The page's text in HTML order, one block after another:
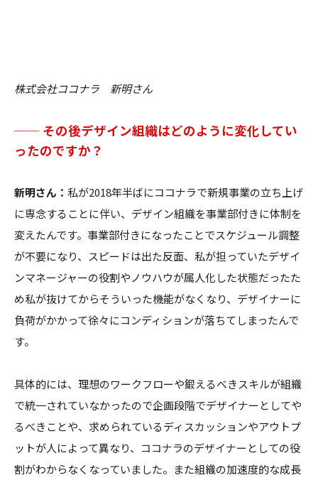
株式会社ココナラ 新明さん
── その後デザイン組織はどのように変化してい
ったのですか？
新明さん： 私が2018年半ばにココナラで新規事業の立ち上げ
に専念することに伴い、デザイン組織を事業部付きに体制を
変えたんです。事業部付きになったことでスケジュール調整
が不要になり、スピードは出た反面、私が担っていたデザイ
ンマネージャーの役割やノウハウが属人化した状態だったた
め私が抜けてからそういった機能がなくなり、デザイナーに
負荷がかかって徐々にコンディションが落ちてしまったんで
す。
具体的には、理想のワークフローや鍛えるべきスキルが組織
で統一されていなかったので企画段階でデザイナーとしてや
るべきことや、求められているディスカッションやアウトプ
ットが人によって異なり、ココナラのデザイナーとしての役
割がわからなくなっていました。また組織の加速度的な成長